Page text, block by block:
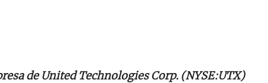
de United Technologies Corp. (NYSE:UTX)